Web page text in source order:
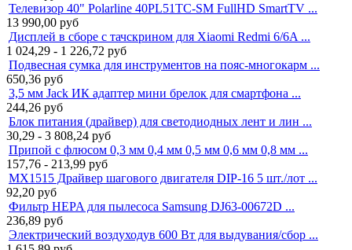
Телевизор 40" Polarline 40PL51TC-SM FullHD SmartTV ...
13 990,00 руб
Дисплей в сборе с тачскрином для Xiaomi Redmi 6/6A ...
1 024,29 - 1 226,72 руб
Подвесная сумка для инструментов на пояс-многокарм ...
650,36 руб
3,5 мм Jack ИК адаптер мини брелок для смартфона ...
244,26 руб
Блок питания (драйвер) для светодиодных лент и лин ...
30,29 - 3 808,24 руб
Припой с флюсом 0,3 мм 0,4 мм 0,5 мм 0,6 мм 0,8 мм ...
157,76 - 213,99 руб
MX1515 Драйвер шагового двигателя DIP-16 5 шт./лот ...
92,20 руб
Фильтр HEPA для пылесоса Samsung DJ63-00672D ...
236,89 руб
Электрический воздуходув 600 Вт для выдувания/сбор ...